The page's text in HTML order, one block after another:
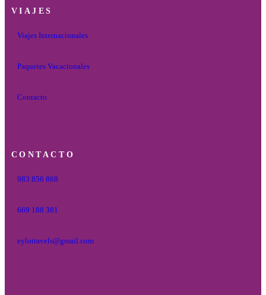
VIAJES
Viajes Internacionales
Paquetes Vacacionales
Contacto
CONTACTO
983 856 868
669 188 381
eylotravels@gmail.com